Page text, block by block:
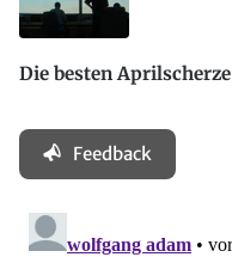
Die besten Aprilscherze
Feedback